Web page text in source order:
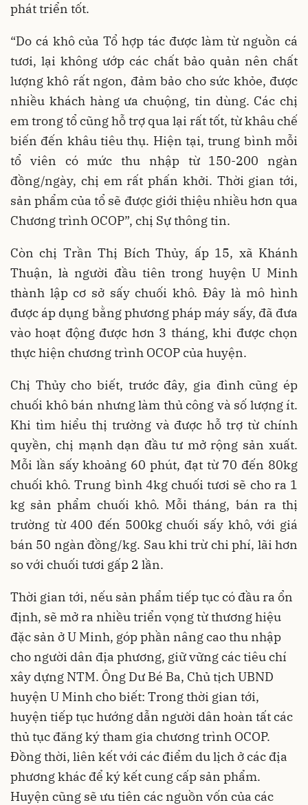
phát triển tốt.
“Do cá khô của Tổ hợp tác được làm từ nguồn cá
tươi, lại không ướp các chất bảo quản nên chất
lượng khô rất ngon, đảm bảo cho sức khỏe, được
nhiều khách hàng ưa chuộng, tin dùng. Các chị
em trong tổ cũng hỗ trợ qua lại rất tốt, từ khâu chế
biến đến khâu tiêu thụ. Hiện tại, trung bình mỗi
tổ viên có mức thu nhập từ 150-200 ngàn
đồng/ngày, chị em rất phấn khởi. Thời gian tới,
sản phẩm của tổ sẽ được giới thiệu nhiều hơn qua
Chương trình OCOP”, chị Sự thông tin.
Còn chị Trần Thị Bích Thủy, ấp 15, xã Khánh
Thuận, là người đầu tiên trong huyện U Minh
thành lập cơ sở sấy chuối khô. Đây là mô hình
được áp dụng bằng phương pháp máy sấy, đã đưa
vào hoạt động được hơn 3 tháng, khi được chọn
thực hiện chương trình OCOP của huyện.
Chị Thủy cho biết, trước đây, gia đình cũng ép
chuối khô bán nhưng làm thủ công và số lượng ít.
Khi tìm hiểu thị trường và được hỗ trợ từ chính
quyền, chị mạnh dạn đầu tư mở rộng sản xuất.
Mỗi lần sấy khoảng 60 phút, đạt từ 70 đến 80kg
chuối khô. Trung bình 4kg chuối tươi sẽ cho ra 1
kg sản phẩm chuối khô. Mỗi tháng, bán ra thị
trường từ 400 đến 500kg chuối sấy khô, với giá
bán 50 ngàn đồng/kg. Sau khi trừ chi phí, lãi hơn
so với chuối tươi gấp 2 lần.
Thời gian tới, nếu sản phẩm tiếp tục có đầu ra ổn
định, sẽ mở ra nhiều triển vọng từ thương hiệu
đặc sản ở U Minh, góp phần nâng cao thu nhập
cho người dân địa phương, giữ vững các tiêu chí
xây dựng NTM. Ông Dư Bé Ba, Chủ tịch UBND
huyện U Minh cho biết: Trong thời gian tới,
huyện tiếp tục hướng dẫn người dân hoàn tất các
thủ tục đăng ký tham gia chương trình OCOP.
Đồng thời, liên kết với các điểm du lịch ở các địa
phương khác để ký kết cung cấp sản phẩm.
Huyện cũng sẽ ưu tiên các nguồn vốn của các